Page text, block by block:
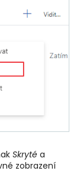
Skryté a
zobrazení